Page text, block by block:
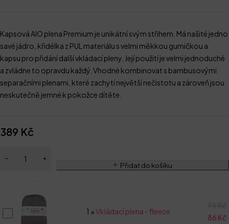
Kapsová AIO plena Premium je unikátní svým střihem. Má našité jedno
savé jádro, křidélka z PUL materiálu s velmi měkkou gumičkou a
kapsu pro přidání další vkládací pleny. Její použití je velmi jednoduché
a zvládne to opravdu každý. Vhodné kombinovat s bambusovými
separačními plenami, které zachytí největší nečistotu a zároveň jsou
neskutečně jemné k pokožce dítěte.
389 Kč
Přidat do košíku
Vkládací
plena
1 ×Vkládací plena - fleece
86 Kč